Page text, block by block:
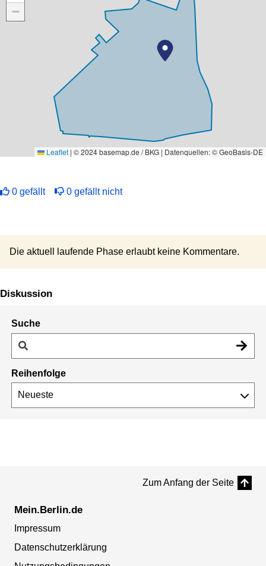
−
Leaflet | © 2024 basemap.de / BKG | Datenquellen: © GeoBasis-DE
0 gefällt 0 gefällt nicht
Die aktuell laufende Phase erlaubt keine Kommentare.
Diskussion
Suche
Reihenfolge
Zum Anfang der Seite
Mein.Berlin.de
Impressum
Datenschutzerklärung